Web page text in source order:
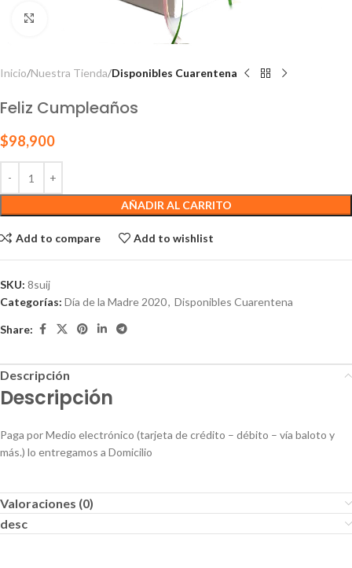
Inicio Nuestra Tienda Disponibles Cuarentena
Feliz Cumpleaños
$98,900
AÑADIR AL CARRITO
Add to compare Add to wishlist
SKU: 8suij
Categorías: Día de la Madre 2020, Disponibles Cuarentena
Share:
Descripción
Descripción
Paga por Medio electrónico (tarjeta de crédito – débito – vía baloto y
más.) lo entregamos a Domicilio
Valoraciones (0)
desc